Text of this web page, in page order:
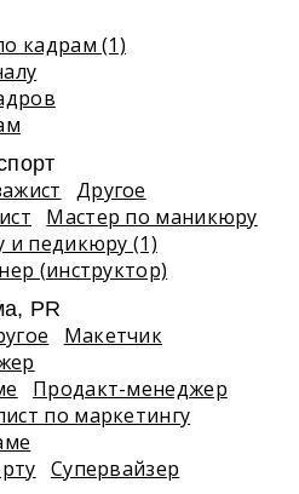
кадрам (1)
Другое
Мастер по маникюру
и педикюру (1)
(инструктор)
PR
Макетчик
Продакт-менеджер
по маркетингу
Супервайзер